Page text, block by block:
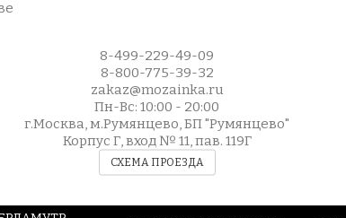
8-499-229-49-09
8-800-775-39-32
zakaz@mozainka.ru
Пн-Вс: 10:00 - 20:00
г.Москва, м.Румянцево, БП "Румянцево"
Корпус Г, вход № 11, пав. 119Г
СХЕМА ПРОЕЗДА